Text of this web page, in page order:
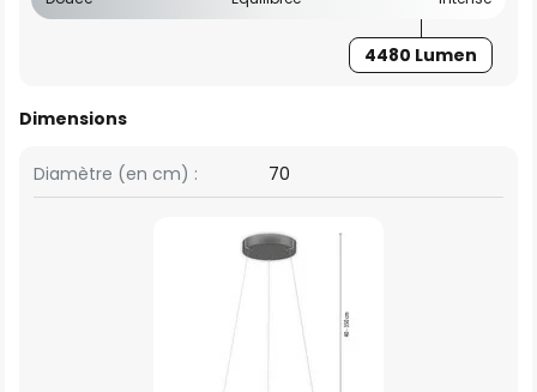
4480 Lumen
Dimensions
Diamètre (en cm) : 70